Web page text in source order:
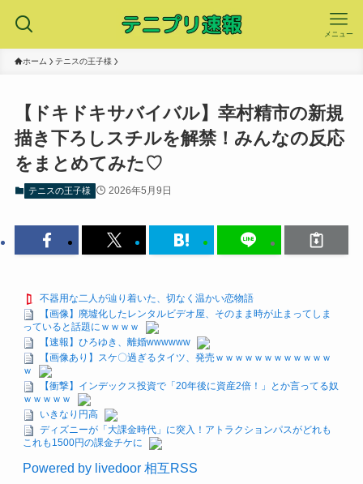
メニュー
ホーム テニスの王子様
【ドキドキサバイバル】幸村精市の新規
描き下ろしスチルを解禁！みんなの反応
をまとめてみた♡
テニスの王子様 2026年5月9日
不器用な二人が辿り着いた、切なく温かい恋物語
【画像】廃墟化したレンタルビデオ屋、そのまま時が止まってしま
っていると話題にｗｗｗｗ
【速報】ひろゆき、離婚wwwwww
【画像あり】スケ〇過ぎるタイツ、発売ｗｗｗｗｗｗｗｗｗｗｗｗ
ｗ
【衝撃】インデックス投資で「20年後に資産2倍！」とか言ってる奴
ｗｗｗｗｗ
いきなり円高
ディズニーが「大課金時代」に突入！アトラクションパスがどれも
これも1500円の課金チケに
Powered by livedoor 相互RSS